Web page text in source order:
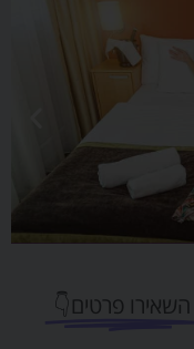
השאירו פרטים👇